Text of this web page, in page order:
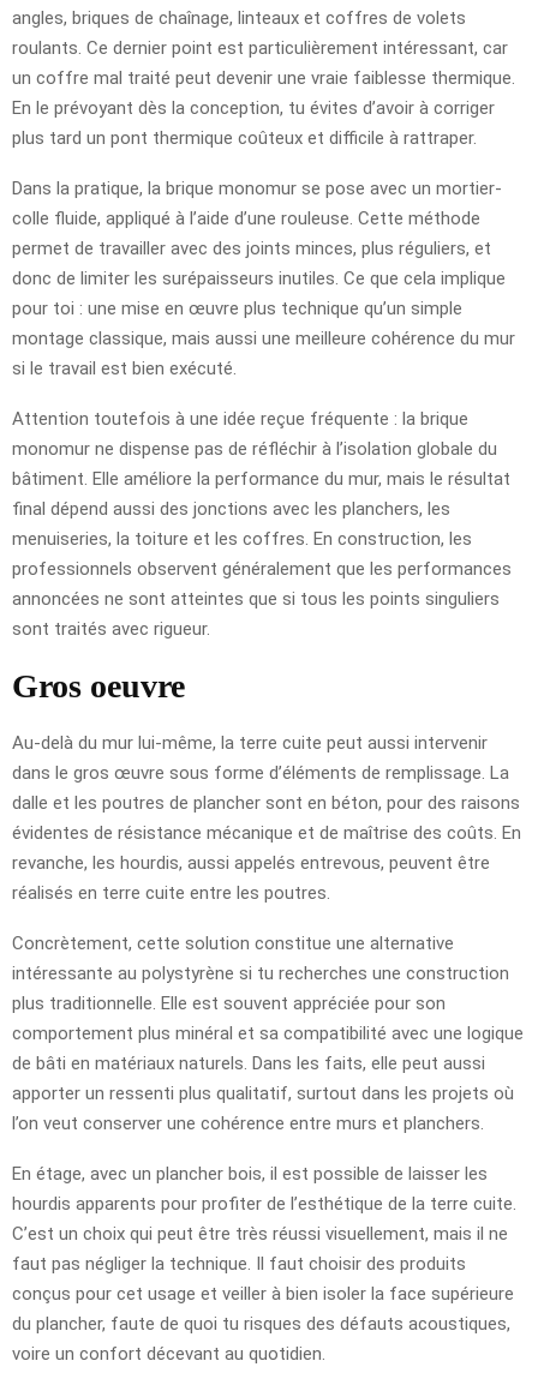
angles, briques de chaînage, linteaux et coffres de volets
roulants. Ce dernier point est particulièrement intéressant, car
un coffre mal traité peut devenir une vraie faiblesse thermique.
En le prévoyant dès la conception, tu évites d’avoir à corriger
plus tard un pont thermique coûteux et difficile à rattraper.
Dans la pratique, la brique monomur se pose avec un mortier-
colle fluide, appliqué à l’aide d’une rouleuse. Cette méthode
permet de travailler avec des joints minces, plus réguliers, et
donc de limiter les surépaisseurs inutiles. Ce que cela implique
pour toi : une mise en œuvre plus technique qu’un simple
montage classique, mais aussi une meilleure cohérence du mur
si le travail est bien exécuté.
Attention toutefois à une idée reçue fréquente : la brique
monomur ne dispense pas de réfléchir à l’isolation globale du
bâtiment. Elle améliore la performance du mur, mais le résultat
final dépend aussi des jonctions avec les planchers, les
menuiseries, la toiture et les coffres. En construction, les
professionnels observent généralement que les performances
annoncées ne sont atteintes que si tous les points singuliers
sont traités avec rigueur.
Gros oeuvre
Au-delà du mur lui-même, la terre cuite peut aussi intervenir
dans le gros œuvre sous forme d’éléments de remplissage. La
dalle et les poutres de plancher sont en béton, pour des raisons
évidentes de résistance mécanique et de maîtrise des coûts. En
revanche, les hourdis, aussi appelés entrevous, peuvent être
réalisés en terre cuite entre les poutres.
Concrètement, cette solution constitue une alternative
intéressante au polystyrène si tu recherches une construction
plus traditionnelle. Elle est souvent appréciée pour son
comportement plus minéral et sa compatibilité avec une logique
de bâti en matériaux naturels. Dans les faits, elle peut aussi
apporter un ressenti plus qualitatif, surtout dans les projets où
l’on veut conserver une cohérence entre murs et planchers.
En étage, avec un plancher bois, il est possible de laisser les
hourdis apparents pour profiter de l’esthétique de la terre cuite.
C’est un choix qui peut être très réussi visuellement, mais il ne
faut pas négliger la technique. Il faut choisir des produits
conçus pour cet usage et veiller à bien isoler la face supérieure
du plancher, faute de quoi tu risques des défauts acoustiques,
voire un confort décevant au quotidien.